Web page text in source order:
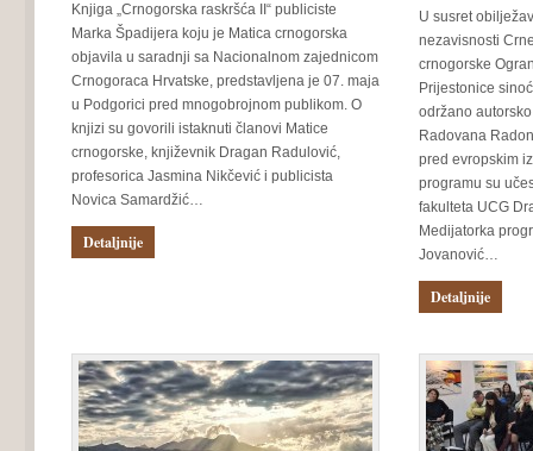
Knjiga „Crnogorska raskršća II“ publiciste
Marka Špadijera koju je Matica crnogorska
objavila u saradnji sa Nacionalnom zajednicom
Crnogoraca Hrvatske, predstavljena je 07. maja
u Podgorici pred mnogobrojnom publikom. O
knjizi su govorili istaknuti članovi Matice
crnogorske, književnik Dragan Radulović,
profesorica Jasmina Nikčević i publicista
Novica Samardžić…
Detaljnije
U susret
nezavisnosti
crnogorske
Prijestonice
održano
Radovana
pred evropskim
programu su
fakulteta UCG
Medijatorka
Jovanović…
Detaljnije